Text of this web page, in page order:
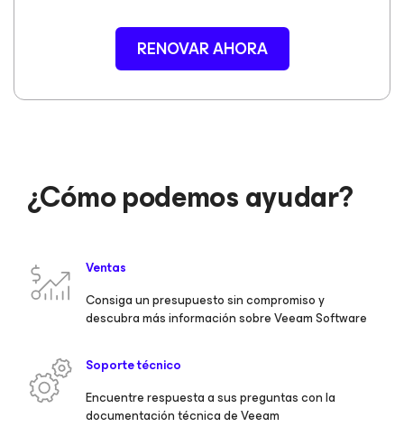
RENOVAR AHORA
¿Cómo podemos ayudar?
Ventas
Consiga un presupuesto sin compromiso y
descubra más información sobre Veeam Software
Soporte técnico
Encuentre respuesta a sus preguntas con la
documentación técnica de Veeam